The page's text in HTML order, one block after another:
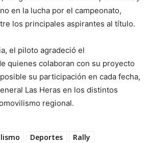
en la lucha por el campeonato,
los principales aspirantes al título.
el piloto agradeció el
quienes colaboran con su proyecto
su participación en cada fecha,
Las Heras en los distintos
regional.
Deportes Rally